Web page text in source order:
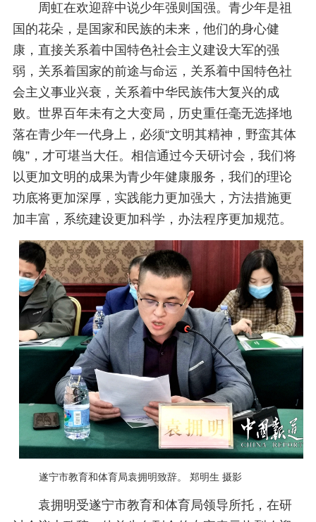
周虹在欢迎辞中说少年强则国强。青少年是祖
国的花朵，是国家和民族的未来，他们的身心健
康，直接关系着中国特色社会主义建设大军的强
弱，关系着国家的前途与命运，关系着中国特色社
会主义事业兴衰，关系着中华民族伟大复兴的成
败。世界百年未有之大变局，历史重任毫无选择地
落在青少年一代身上，必须“文明其精神，野蛮其体
魄”，才可堪当大任。相信通过今天研讨会，我们将
以更加文明的成果为青少年健康服务，我们的理论
功底将更加深厚，实践能力更加强大，方法措施更
加丰富，系统建设更加科学，办法程序更加规范。
遂宁市教育和体育局袁拥明致辞。 郑明生 摄影
袁拥明受遂宁市教育和体育局领导所托，在研